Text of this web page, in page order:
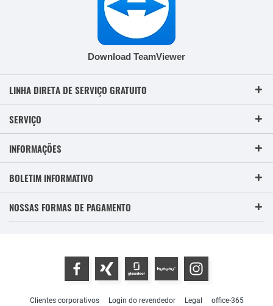
Download TeamViewer
LINHA DIRETA DE SERVIÇO GRATUITO
SERVIÇO
INFORMAÇÕES
BOLETIM INFORMATIVO
NOSSAS FORMAS DE PAGAMENTO
Clientes corporativos Login do revendedor Legal office-365